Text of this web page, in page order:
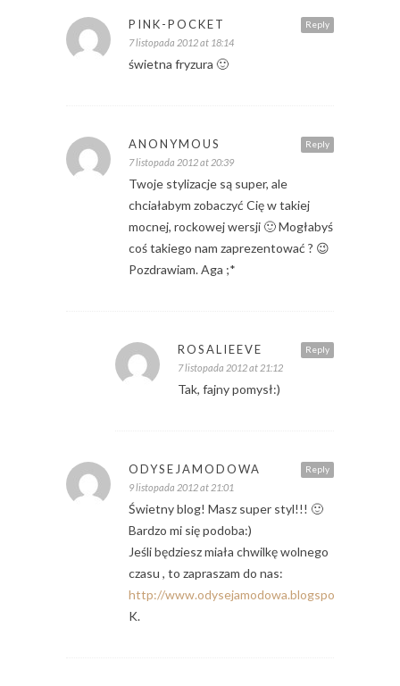
Reply
PINK-POCKET
7 listopada 2012 at 18:14
świetna fryzura 🙂
Reply
ANONYMOUS
7 listopada 2012 at 20:39
Twoje stylizacje są super, ale
chciałabym zobaczyć Cię w takiej
mocnej, rockowej wersji 🙂 Mogłabyś
coś takiego nam zaprezentować ? 😉
Pozdrawiam. Aga ;*
Reply
ROSALIEEVE
7 listopada 2012 at 21:12
Tak, fajny pomysł:)
Reply
ODYSEJAMODOWA
9 listopada 2012 at 21:01
Świetny blog! Masz super styl!!! 🙂
Bardzo mi się podoba:)
Jeśli będziesz miała chwilkę wolnego
czasu , to zapraszam do nas:
http://www.odysejamodowa.blogspot.com
K.